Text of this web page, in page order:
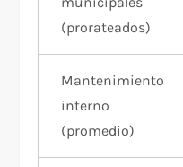
(prorateados)
Mantenimiento
interno
(promedio)